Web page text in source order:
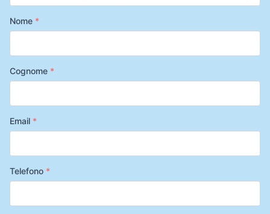
Nome *
Cognome *
Email *
Telefono *